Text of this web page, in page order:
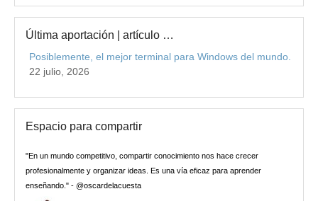
Última aportación | artículo …
Posiblemente, el mejor terminal para Windows del mundo.
22 julio, 2026
Espacio para compartir
"En un mundo competitivo, compartir conocimiento nos hace crecer
profesionalmente y organizar ideas. Es una vía eficaz para aprender
enseñando." - @oscardelacuesta